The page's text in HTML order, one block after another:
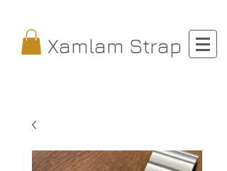
Xamlam Strap